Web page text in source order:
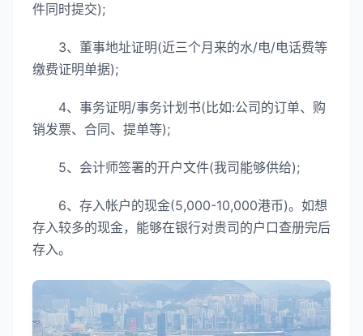
件同时提交);
3、董事地址证明(近三个月来的水/电/电话费等
缴费证明单据);
4、事务证明/事务计划书(比如:公司的订单、购
销发票、合同、提单等);
5、会计师签署的开户文件(我司能够供给);
6、存入帐户的现金(5,000-10,000港币)。如想
存入较多的现金，能够在银行对贵司的户口查册完后
存入。